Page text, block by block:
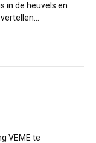
in de heuvels en
VEME te